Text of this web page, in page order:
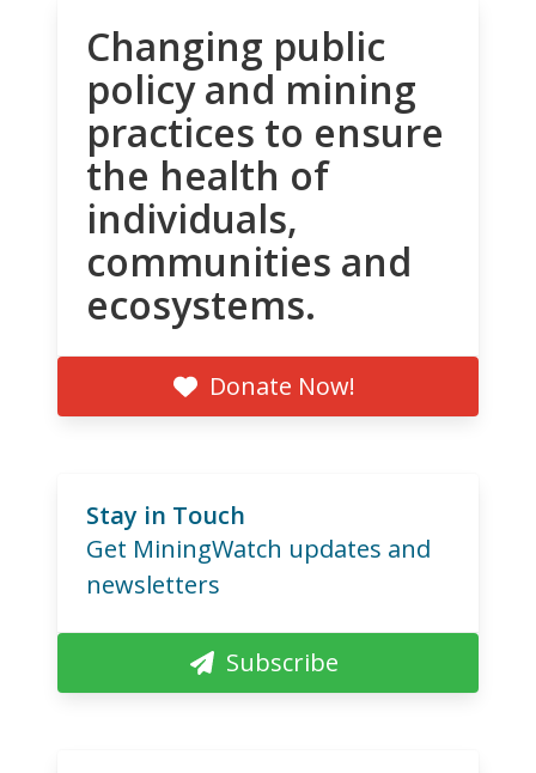
Changing public
policy and mining
practices to ensure
the health of
individuals,
communities and
ecosystems.
Donate Now!
Stay in Touch
Get MiningWatch updates and
newsletters
Subscribe